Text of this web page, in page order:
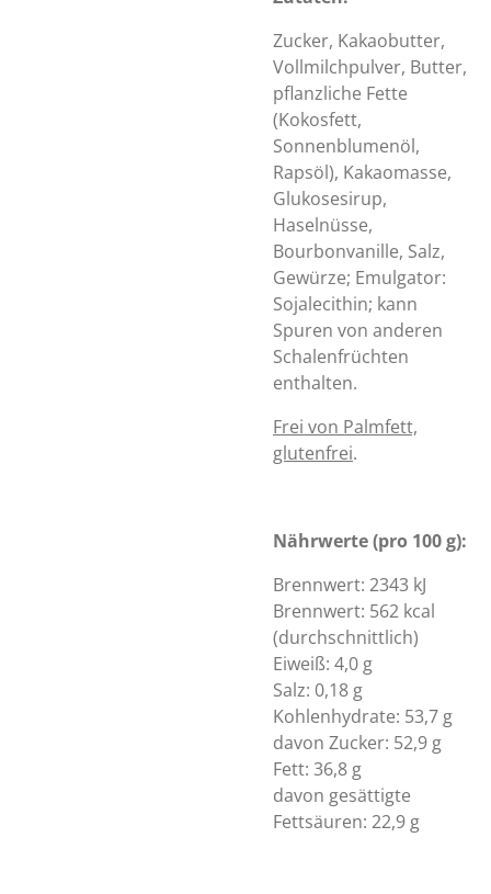
Zucker, Kakaobutter,
Vollmilchpulver, Butter,
pflanzliche Fette
(Kokosfett,
Sonnenblumenöl,
Rapsöl), Kakaomasse,
Glukosesirup,
Haselnüsse,
Bourbonvanille, Salz,
Gewürze; Emulgator:
Sojalecithin; kann
Spuren von anderen
Schalenfrüchten
enthalten.
Frei von Palmfett,
glutenfrei.
Nährwerte (pro 100 g):
Brennwert: 2343 kJ
Brennwert: 562 kcal
(durchschnittlich)
Eiweiß: 4,0 g
Salz: 0,18 g
Kohlenhydrate: 53,7 g
davon Zucker: 52,9 g
Fett: 36,8 g
davon gesättigte
Fettsäuren: 22,9 g